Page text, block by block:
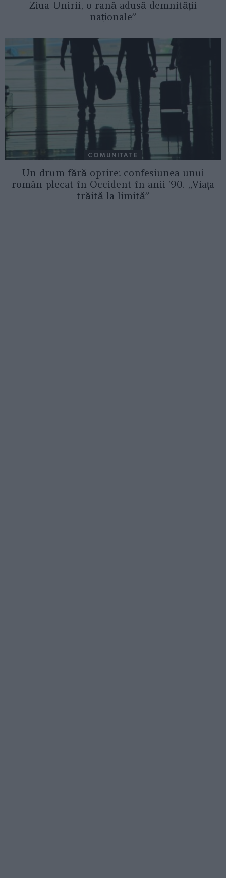
Ziua Unirii, o rană adusă demnității
naționale”
COMUNITATE
Un drum fără oprire: confesiunea unui
român plecat în Occident în anii ’90. „Viața
trăită la limită”